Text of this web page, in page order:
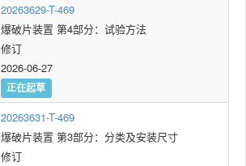
20263629-T-469
爆破片装置 第4部分：试验方法
修订
2026-06-27
正在起草
20263631-T-469
爆破片装置 第3部分：分类及安装尺寸
修订